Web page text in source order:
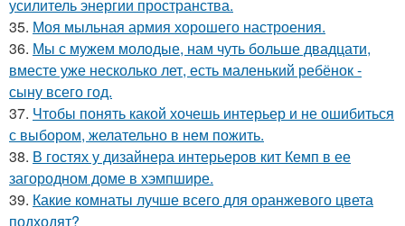
усилитель энергии пространства.
35. Моя мыльная армия хорошего настроения.
36. Мы с мужем молодые, нам чуть больше двадцати,
вместе уже несколько лет, есть маленький ребёнок -
сыну всего год.
37. Чтобы понять какой хочешь интерьер и не ошибиться
с выбором, желательно в нем пожить.
38. В гостях у дизайнера интерьеров кит Кемп в ее
загородном доме в хэмпшире.
39. Какие комнаты лучше всего для оранжевого цвета
подходят?